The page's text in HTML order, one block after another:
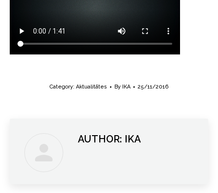
Category: Aktualitātes By IKA 25/11/2016
AUTHOR: IKA